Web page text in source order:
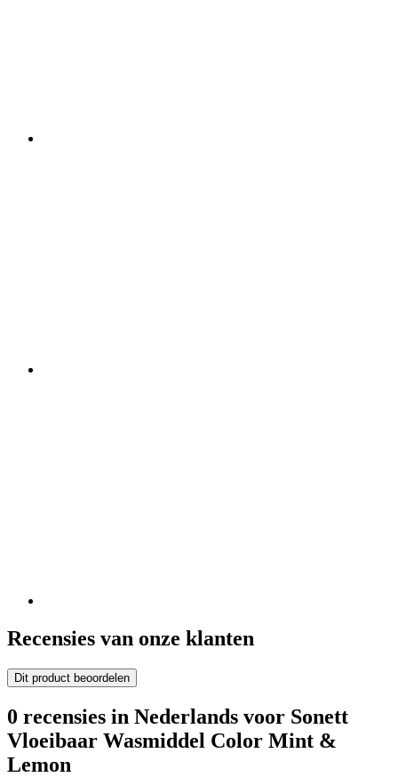
Recensies van onze klanten
Dit product beoordelen
0 recensies in Nederlands voor Sonett
Vloeibaar Wasmiddel Color Mint &
Lemon